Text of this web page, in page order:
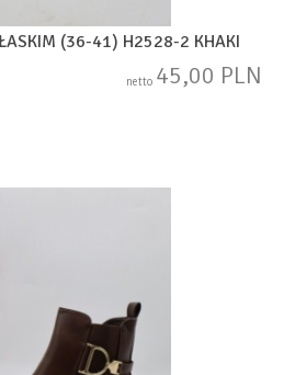
(36-41) H2528-2 KHAKI
netto 45,00 PLN